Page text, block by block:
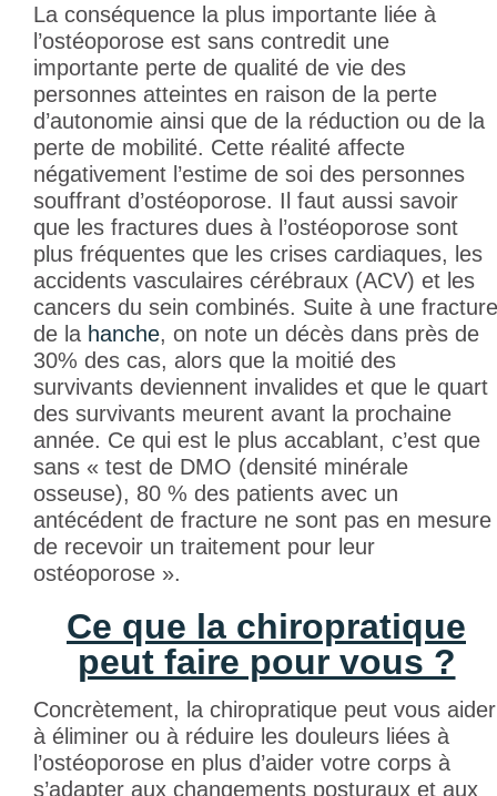
La conséquence la plus importante liée à
l’ostéoporose est sans contredit une
importante perte de qualité de vie des
personnes atteintes en raison de la perte
d’autonomie ainsi que de la réduction ou de la
perte de mobilité. Cette réalité affecte
négativement l’estime de soi des personnes
souffrant d’ostéoporose. Il faut aussi savoir
que les fractures dues à l’ostéoporose sont
plus fréquentes que les crises cardiaques, les
accidents vasculaires cérébraux (ACV) et les
cancers du sein combinés. Suite à une fracture
de la hanche, on note un décès dans près de
30% des cas, alors que la moitié des
survivants deviennent invalides et que le quart
des survivants meurent avant la prochaine
année. Ce qui est le plus accablant, c’est que
sans « test de DMO (densité minérale
osseuse), 80 % des patients avec un
antécédent de fracture ne sont pas en mesure
de recevoir un traitement pour leur
ostéoporose ».
Ce que la chiropratique
peut faire pour vous ?
Concrètement, la chiropratique peut vous aider
à éliminer ou à réduire les douleurs liées à
l’ostéoporose en plus d’aider votre corps à
s’adapter aux changements posturaux et aux